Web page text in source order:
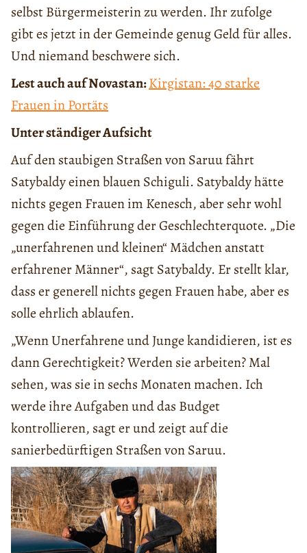
selbst Bürgermeisterin zu werden. Ihr zufolge
gibt es jetzt in der Gemeinde genug Geld für alles.
Und niemand beschwere sich.
Lest auch auf Novastan:Kirgistan: 40 starke
Frauen in Portäts
Unter ständiger Aufsicht
Auf den staubigen Straßen von Saruu fährt
Satybaldy einen blauen Schiguli. Satybaldy hätte
nichts gegen Frauen im Kenesch, aber sehr wohl
gegen die Einführung der Geschlechterquote. „Die
„unerfahrenen und kleinen“ Mädchen anstatt
erfahrener Männer“, sagt Satybaldy. Er stellt klar,
dass er generell nichts gegen Frauen habe, aber es
solle ehrlich ablaufen.
„Wenn Unerfahrene und Junge kandidieren, ist es
dann Gerechtigkeit? Werden sie arbeiten? Mal
sehen, was sie in sechs Monaten machen. Ich
werde ihre Aufgaben und das Budget
kontrollieren, sagt er und zeigt auf die
sanierbedürftigen Straßen von Saruu.